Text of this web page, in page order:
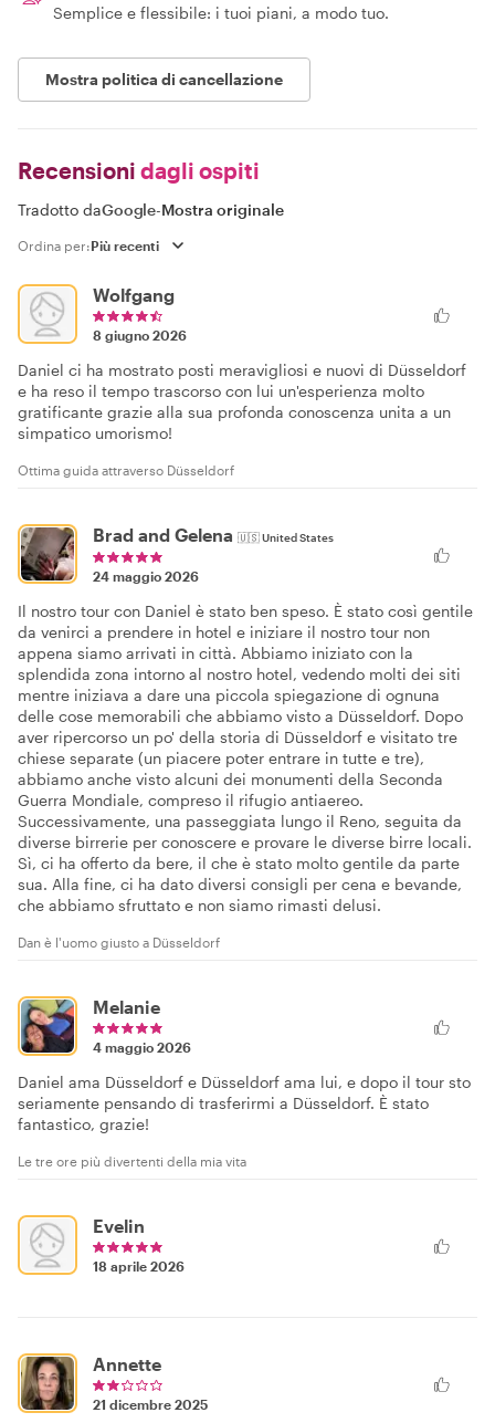
Semplice e flessibile: i tuoi piani, a modo tuo.
Mostra politica di cancellazione
Recensioni dagli ospiti
Tradotto daGoogle-Mostra originale
Ordina per:
Wolfgang
8 giugno 2026
Daniel ci ha mostrato posti meravigliosi e nuovi di Düsseldorf
e ha reso il tempo trascorso con lui un'esperienza molto
gratificante grazie alla sua profonda conoscenza unita a un
simpatico umorismo!
Ottima guida attraverso Düsseldorf
Brad and Gelena 🇺🇸United States
24 maggio 2026
Il nostro tour con Daniel è stato ben speso. È stato così gentile
da venirci a prendere in hotel e iniziare il nostro tour non
appena siamo arrivati in città. Abbiamo iniziato con la
splendida zona intorno al nostro hotel, vedendo molti dei siti
mentre iniziava a dare una piccola spiegazione di ognuna
delle cose memorabili che abbiamo visto a Düsseldorf. Dopo
aver ripercorso un po' della storia di Düsseldorf e visitato tre
chiese separate (un piacere poter entrare in tutte e tre),
abbiamo anche visto alcuni dei monumenti della Seconda
Guerra Mondiale, compreso il rifugio antiaereo.
Successivamente, una passeggiata lungo il Reno, seguita da
diverse birrerie per conoscere e provare le diverse birre locali.
Sì, ci ha offerto da bere, il che è stato molto gentile da parte
sua. Alla fine, ci ha dato diversi consigli per cena e bevande,
che abbiamo sfruttato e non siamo rimasti delusi.
Dan è l'uomo giusto a Düsseldorf
Melanie
4 maggio 2026
Daniel ama Düsseldorf e Düsseldorf ama lui, e dopo il tour sto
seriamente pensando di trasferirmi a Düsseldorf. È stato
fantastico, grazie!
Le tre ore più divertenti della mia vita
Evelin
18 aprile 2026
Annette
21 dicembre 2025